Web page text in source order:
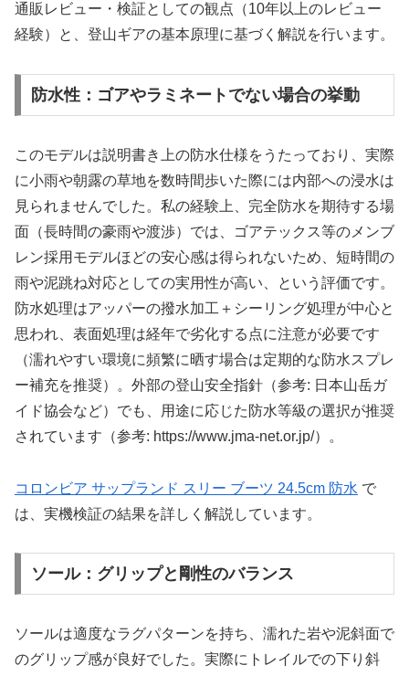
通販レビュー・検証としての観点（10年以上のレビュー
経験）と、登山ギアの基本原理に基づく解説を行います。
防水性：ゴアやラミネートでない場合の挙動
このモデルは説明書き上の防水仕様をうたっており、実際
に小雨や朝露の草地を数時間歩いた際には内部への浸水は
見られませんでした。私の経験上、完全防水を期待する場
面（長時間の豪雨や渡渉）では、ゴアテックス等のメンブ
レン採用モデルほどの安心感は得られないため、短時間の
雨や泥跳ね対応としての実用性が高い、という評価です。
防水処理はアッパーの撥水加工＋シーリング処理が中心と
思われ、表面処理は経年で劣化する点に注意が必要です
（濡れやすい環境に頻繁に晒す場合は定期的な防水スプレ
ー補充を推奨）。外部の登山安全指針（参考: 日本山岳ガ
イド協会など）でも、用途に応じた防水等級の選択が推奨
されています（参考: https://www.jma-net.or.jp/）。
コロンビア サップランド スリー ブーツ 24.5cm 防水 で
は、実機検証の結果を詳しく解説しています。
ソール：グリップと剛性のバランス
ソールは適度なラグパターンを持ち、濡れた岩や泥斜面で
のグリップ感が良好でした。実際にトレイルでの下り斜